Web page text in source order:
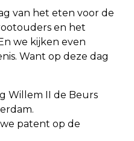
van het eten voor de
en het
we kijken even
Want op deze dag
Willem II de Beurs
patent op de